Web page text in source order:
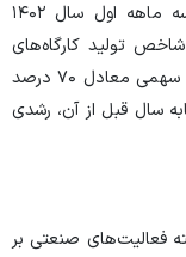
سال ۱۳۹۵ از افزایش ۳.۱ درصدی نسبت به سه ماهه اول سال ۱۴۰۲
تولید کارگاه‌های
بزرگ صنعتی ۱۰۰ نفر کارکن و بیشتر با اختصاص سهمی معادل ۷۰ درصد
سال قبل از آن، رشدی
فعالیت‌های صنعتی بر